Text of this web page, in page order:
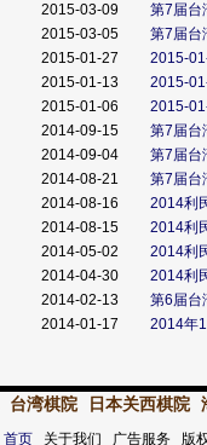
2015-03-09 第7届台
2015-03-05 第7届台
2015-01-27 2015-
2015-01-13 2015-
2015-01-06 2015-
2014-09-15 第7届台
2014-09-04 第7届台
2014-08-21 第7届台
2014-08-16 2014利
2014-08-15 2014利
2014-05-02 2014利
2014-04-30 2014利
2014-02-13 第6届台
2014-01-17 2014年
台湾棋院 日本关西棋院
首页关于我们 广告服务 版